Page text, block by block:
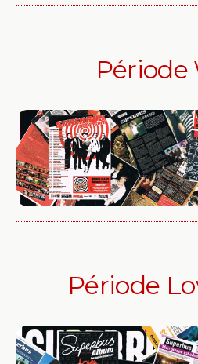
Période
Période